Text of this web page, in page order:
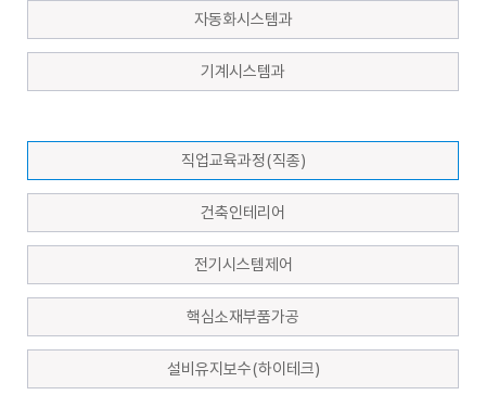
자동화시스템과
기계시스템과
직업교육과정(직종)
건축인테리어
전기시스템제어
핵심소재부품가공
설비유지보수(하이테크)